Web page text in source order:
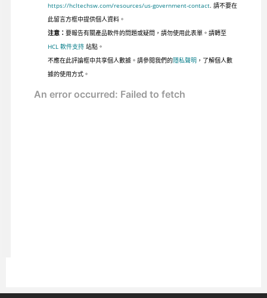
https://hcltechsw.com/resources/us-government-contact. 請不要在
此留言方框中提供個人資料。
注意： 要報告有關產品軟件的問題或疑問，請勿使用此表單。請轉至
HCL 軟件支持站點。
不應在此評論框中共享個人數據。請參閱我們的隱私聲明，了解個人數
據的使用方式。